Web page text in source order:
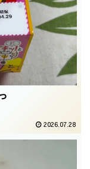
2026.07.28